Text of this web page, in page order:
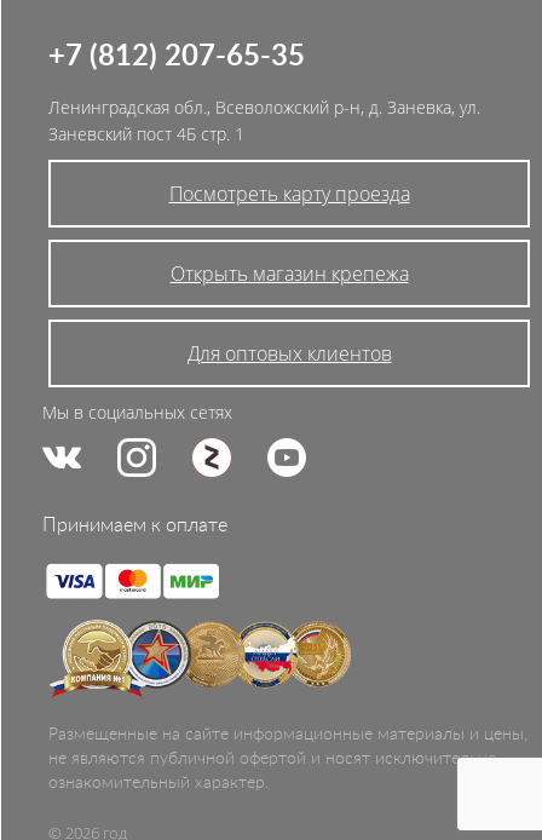
+7 (812) 207-65-35
Ленинградская обл., Всеволожский р-н, д. Заневка, ул.
Заневский пост 4Б стр. 1
Посмотреть карту проезда
Открыть магазин крепежа
Для оптовых клиентов
Мы в социальных сетях
Принимаем к оплате
Размещенные на сайте информационные материалы и цены,
не являются публичной офертой и носят исключительно
ознакомительный характер.
© 2026 год